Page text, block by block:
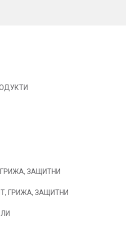
ЗАЩИТНИ
ГРИЖА, ЗАЩИТНИ